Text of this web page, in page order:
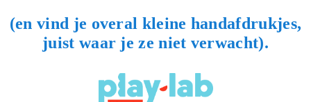
(en vind je overal kleine handafdrukjes,
juist waar je ze niet verwacht).